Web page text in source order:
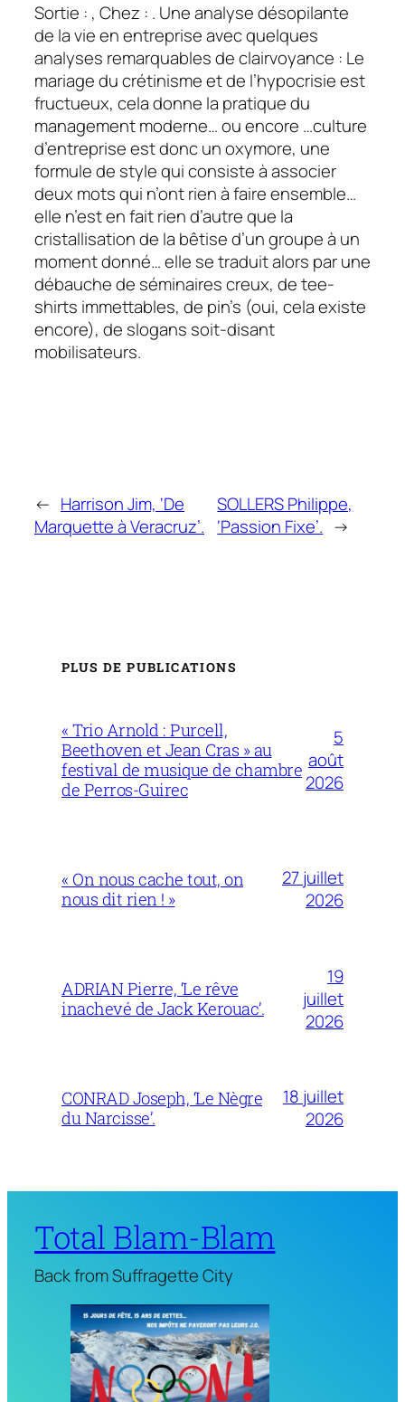
Sortie : , Chez : . Une analyse désopilante
de la vie en entreprise avec quelques
analyses remarquables de clairvoyance : Le
mariage du crétinisme et de l’hypocrisie est
fructueux, cela donne la pratique du
management moderne… ou encore …culture
d’entreprise est donc un oxymore, une
formule de style qui consiste à associer
deux mots qui n’ont rien à faire ensemble…
elle n’est en fait rien d’autre que la
cristallisation de la bêtise d’un groupe à un
moment donné… elle se traduit alors par une
débauche de séminaires creux, de tee-
shirts immettables, de pin’s (oui, cela existe
encore), de slogans soit-disant
mobilisateurs.
← Harrison Jim, ‘De
Marquette à Veracruz’.
SOLLERS Philippe,
‘Passion Fixe’. →
PLUS DE PUBLICATIONS
« Trio Arnold : Purcell,
Beethoven et Jean Cras » au
festival de musique de chambre
de Perros-Guirec
5
août
2026
« On nous cache tout, on
nous dit rien ! »
27 juillet
2026
ADRIAN Pierre, ‘Le rêve
inachevé de Jack Kerouac’.
19
juillet
2026
CONRAD Joseph, ‘Le Nègre
du Narcisse’.
18 juillet
2026
Total Blam-Blam
Back from Suffragette City